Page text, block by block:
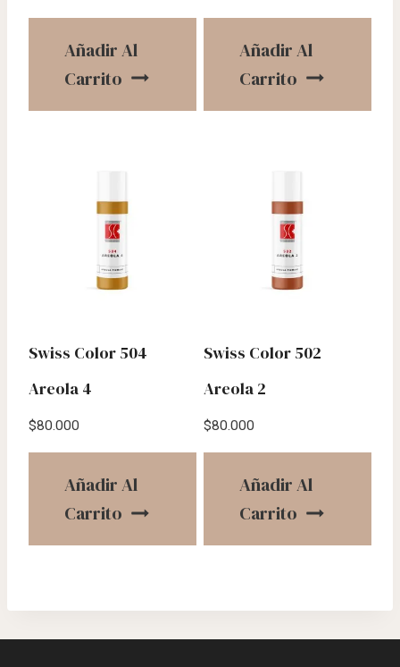
Añadir Al
Carrito
Añadir Al
Carrito
Swiss Color 504
Areola 4
$80.000
Añadir Al
Carrito
Swiss Color 502
Areola 2
$80.000
Añadir Al
Carrito